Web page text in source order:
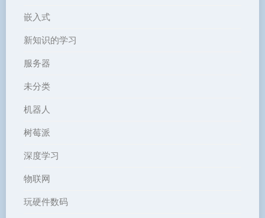
嵌入式
新知识的学习
服务器
未分类
机器人
树莓派
深度学习
物联网
玩硬件数码